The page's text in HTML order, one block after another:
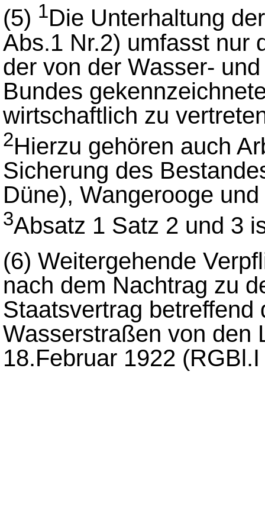
(5) 1Die Unterhaltung
Abs.1 Nr.2) umfasst nur
der von der Wasser-
Bundes
wirtschaftlich zu
2Hierzu gehören auch
Sicherung des
Düne), Wangerooge
3Absatz 1 Satz 2 und 3
(6) Weitergehende
nach dem Nachtrag zu
Staatsvertrag betreffend
Wasserstraßen von den
18.Februar 1922